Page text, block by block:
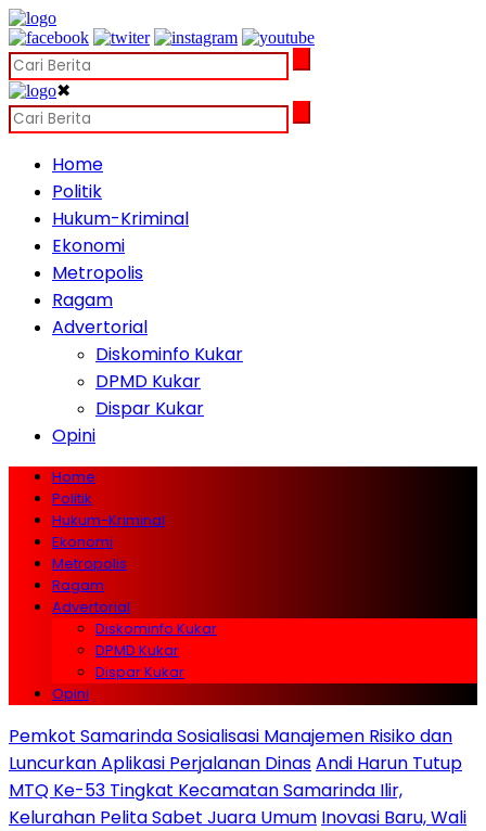
✖
Home
Politik
Hukum-Kriminal
Ekonomi
Metropolis
Ragam
Advertorial
Diskominfo Kukar
DPMD Kukar
Dispar Kukar
Opini
Home
Politik
Hukum-Kriminal
Ekonomi
Metropolis
Ragam
Advertorial
Diskominfo Kukar
DPMD Kukar
Dispar Kukar
Opini
Pemkot Samarinda Sosialisasi Manajemen Risiko dan
Luncurkan Aplikasi Perjalanan DinasAndi Harun Tutup
MTQ Ke-53 Tingkat Kecamatan Samarinda Ilir,
Kelurahan Pelita Sabet Juara Umum Inovasi Baru, Wali